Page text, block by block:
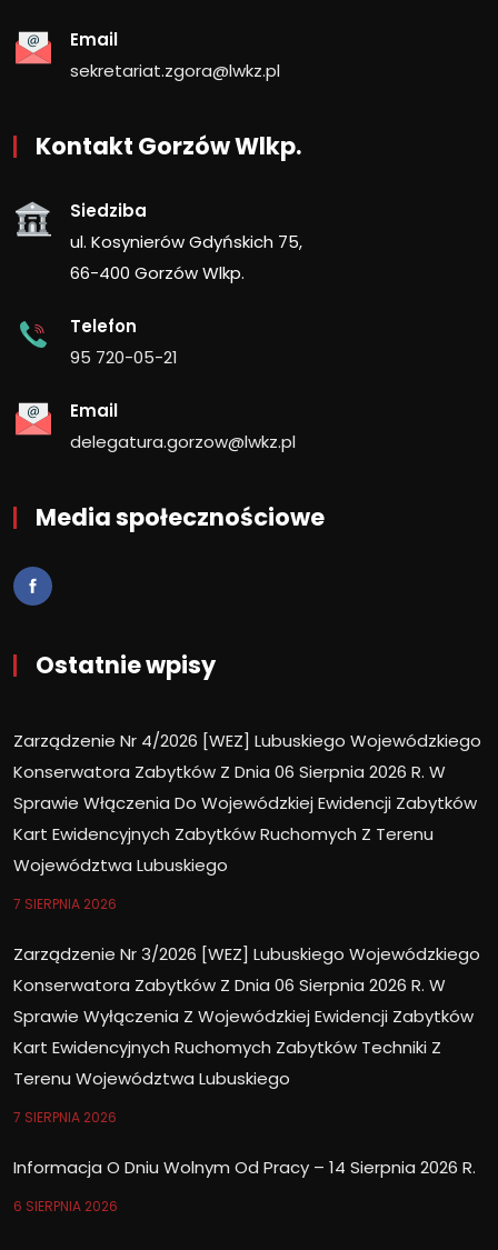
Email
sekretariat.zgora@lwkz.pl
Kontakt Gorzów Wlkp.
Siedziba
ul. Kosynierów Gdyńskich 75,
66-400 Gorzów Wlkp.
Telefon
95 720-05-21
Email
delegatura.gorzow@lwkz.pl
Media społecznościowe
Ostatnie wpisy
Zarządzenie Nr 4/2026 [WEZ] Lubuskiego Wojewódzkiego
Konserwatora Zabytków Z Dnia 06 Sierpnia 2026 R. W
Sprawie Włączenia Do Wojewódzkiej Ewidencji Zabytków
Kart Ewidencyjnych Zabytków Ruchomych Z Terenu
Województwa Lubuskiego
7 SIERPNIA 2026
Zarządzenie Nr 3/2026 [WEZ] Lubuskiego Wojewódzkiego
Konserwatora Zabytków Z Dnia 06 Sierpnia 2026 R. W
Sprawie Wyłączenia Z Wojewódzkiej Ewidencji Zabytków
Kart Ewidencyjnych Ruchomych Zabytków Techniki Z
Terenu Województwa Lubuskiego
7 SIERPNIA 2026
Informacja O Dniu Wolnym Od Pracy – 14 Sierpnia 2026 R.
6 SIERPNIA 2026